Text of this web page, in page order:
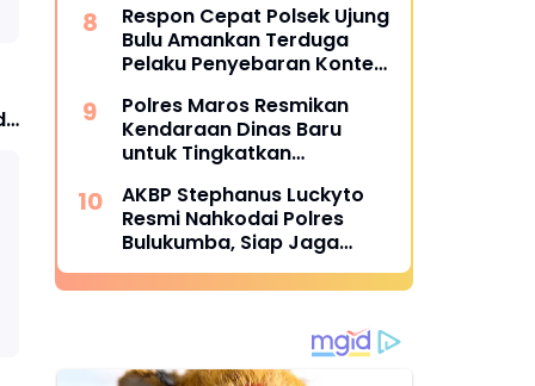
Respon Cepat Polsek Ujung
Bulu Amankan Terduga
Pelaku Penyebaran Konten
Polres Maros Resmikan
Kendaraan Dinas Baru
untuk Tingkatkan
AKBP Stephanus Luckyto
Resmi Nahkodai Polres
Bulukumba, Siap Jaga
Kondusivitas Wilayah